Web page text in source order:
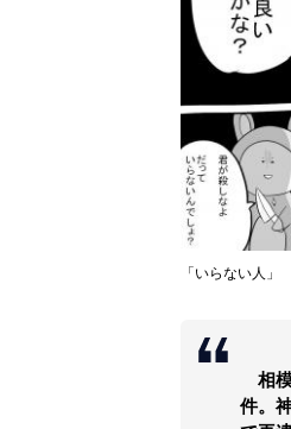
「いらない人」
相模
件。